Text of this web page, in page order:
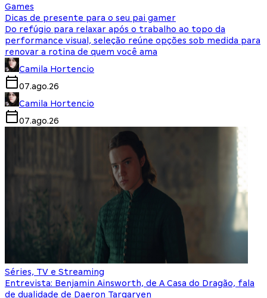
Games
Dicas de presente para o seu pai gamer
Do refúgio para relaxar após o trabalho ao topo da
performance visual, seleção reúne opções sob medida para
renovar a rotina de quem você ama
Camila Hortencio
07.ago.26
Camila Hortencio
07.ago.26
Séries, TV e Streaming
Entrevista: Benjamin Ainsworth, de A Casa do Dragão, fala
de dualidade de Daeron Targaryen